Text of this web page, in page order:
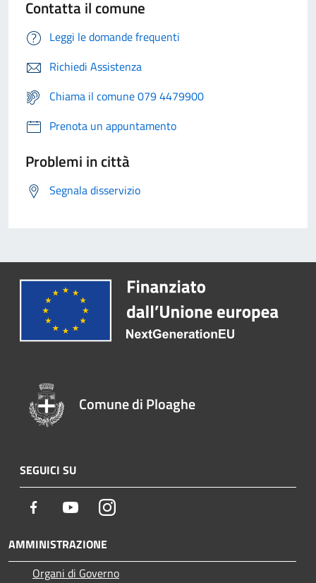
Contatta il comune
Leggi le domande frequenti
Richiedi Assistenza
Chiama il comune 079 4479900
Prenota un appuntamento
Problemi in città
Segnala disservizio
Comune di Ploaghe
SEGUICI SU
Facebook YoutubeInstagram
AMMINISTRAZIONE
Organi di Governo